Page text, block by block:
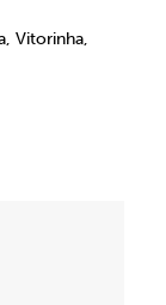
Vitorinha,